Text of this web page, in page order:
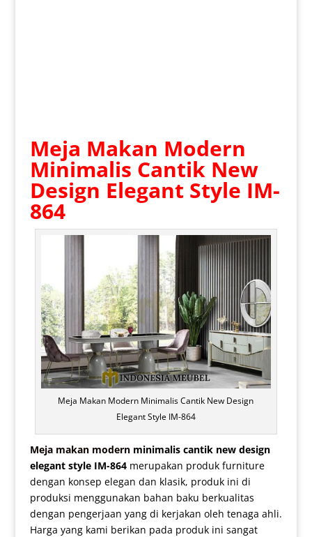
Meja Makan Modern
Minimalis Cantik New
Design Elegant Style IM-
864
Meja Makan Modern Minimalis Cantik New Design
Elegant Style IM-864
Meja makan modernminimalis cantik new design
elegant style IM-864merupakan produk furniture
dengan konsep elegan dan klasik, produk ini di
produksi menggunakan bahan baku berkualitas
dengan pengerjaan yang di kerjakan oleh tenaga ahli.
Harga yang kami berikan pada produk ini sangat